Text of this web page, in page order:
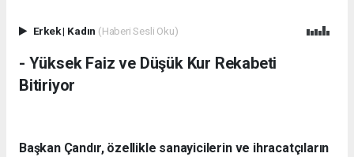
Erkek| Kadın (Haberi Sesli Oku)
- ​Yüksek Faiz ve Düşük Kur Rekabeti
Bitiriyor
Başkan Çandır, özellikle sanayicilerin ve ihracatçıların